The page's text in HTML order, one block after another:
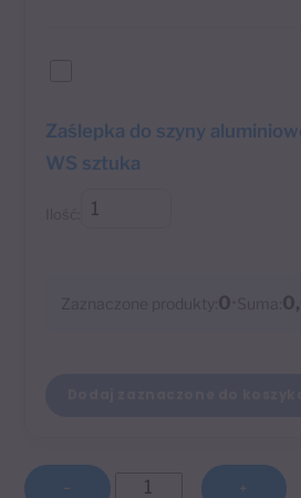
Zaślepka do szyny
WS sztuka
0
−
ilość
+